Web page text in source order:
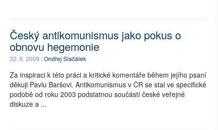
Český antikomunismus jako pokus o
obnovu hegemonie
22. 6. 2009 /Ondřej Slačálek
Za inspiraci k této práci a kritické komentáře během jejího psaní
děkuji Pavlu Baršovi. Antikomunismus v ČR se stal ve specifické
podobě od roku 2003 podstatnou součástí české veřejné
diskuze a ...